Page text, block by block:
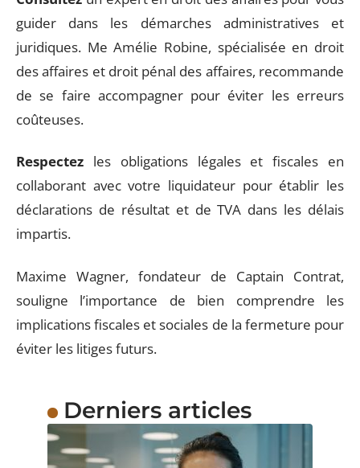
guider dans les démarches administratives et
juridiques. Me Amélie Robine, spécialisée en droit
des affaires et droit pénal des affaires, recommande
de se faire accompagner pour éviter les erreurs
coûteuses.
Respectez les obligations légales et fiscales en
collaborant avec votre liquidateur pour établir les
déclarations de résultat et de TVA dans les délais
impartis.
Maxime Wagner, fondateur de Captain Contrat,
souligne l’importance de bien comprendre les
implications fiscales et sociales de la fermeture pour
éviter les litiges futurs.
Derniers articles